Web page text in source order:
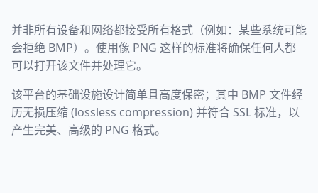
并非所有设备和网络都接受所有格式（例如：某些系统可能
会拒绝 BMP）。使用像 PNG 这样的标准将确保任何人都
可以打开该文件并处理它。
该平台的基础设施设计简单且高度保密；其中 BMP 文件经
历无损压缩 (lossless compression) 并符合 SSL 标准，以
产生完美、高级的 PNG 格式。